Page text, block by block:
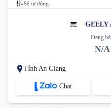
Số tự động
GEELY
Đang
N/A
Tỉnh An Giang
Chat